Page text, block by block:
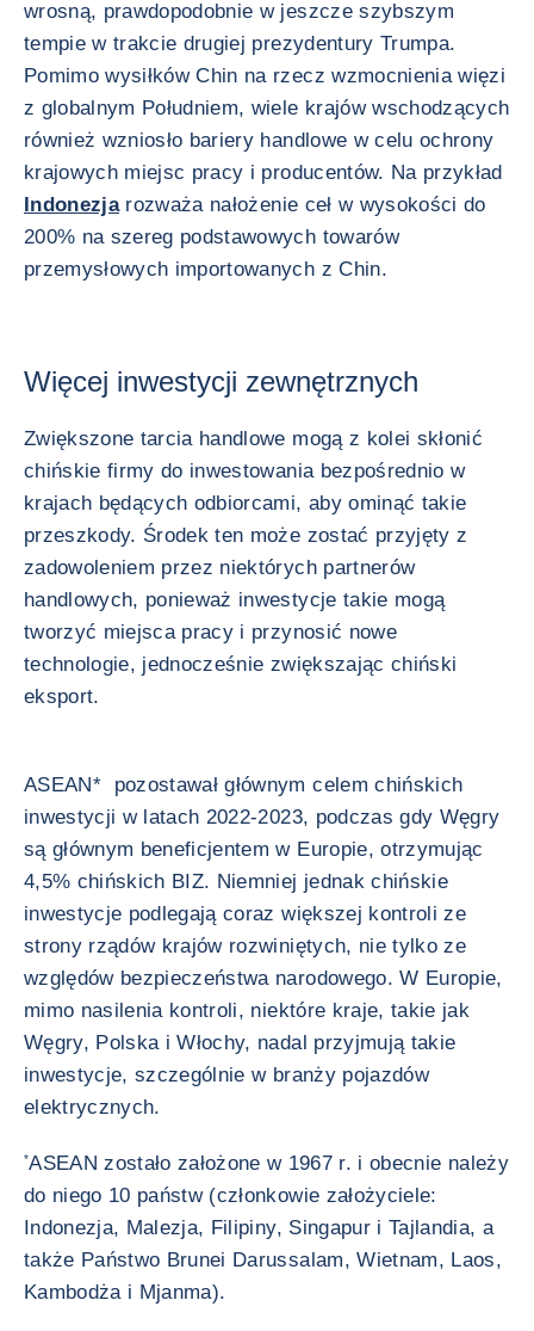
wrosną, prawdopodobnie w jeszcze szybszym
tempie w trakcie drugiej prezydentury Trumpa.
Pomimo wysiłków Chin na rzecz wzmocnienia więzi
z globalnym Południem, wiele krajów wschodzących
również wzniosło bariery handlowe w celu ochrony
krajowych miejsc pracy i producentów. Na przykład
Indonezjarozważa nałożenie ceł w wysokości do
200% na szereg podstawowych towarów
przemysłowych importowanych z Chin.
Więcej inwestycji zewnętrznych
Zwiększone tarcia handlowe mogą z kolei skłonić
chińskie firmy do inwestowania bezpośrednio w
krajach będących odbiorcami, aby ominąć takie
przeszkody. Środek ten może zostać przyjęty z
zadowoleniem przez niektórych partnerów
handlowych, ponieważ inwestycje takie mogą
tworzyć miejsca pracy i przynosić nowe
technologie, jednocześnie zwiększając chiński
eksport.
ASEAN* pozostawał głównym celem chińskich
inwestycji w latach 2022-2023, podczas gdy Węgry
są głównym beneficjentem w Europie, otrzymując
4,5% chińskich BIZ. Niemniej jednak chińskie
inwestycje podlegają coraz większej kontroli ze
strony rządów krajów rozwiniętych, nie tylko ze
względów bezpieczeństwa narodowego. W Europie,
mimo nasilenia kontroli, niektóre kraje, takie jak
Węgry, Polska i Włochy, nadal przyjmują takie
inwestycje, szczególnie w branży pojazdów
elektrycznych.
*ASEAN zostało założone w 1967 r. i obecnie należy
do niego 10 państw (członkowie założyciele:
Indonezja, Malezja, Filipiny, Singapur i Tajlandia, a
także Państwo Brunei Darussalam, Wietnam, Laos,
Kambodża i Mjanma).